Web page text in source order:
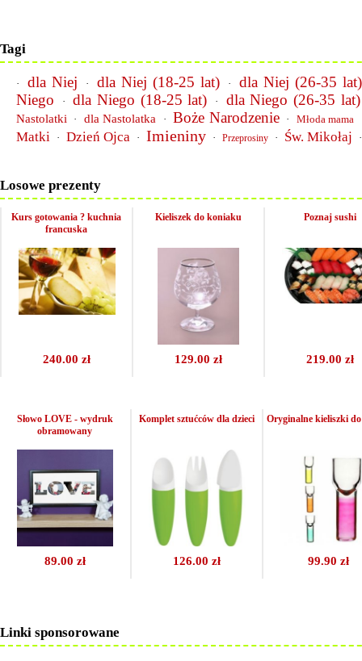
Tagi
· dla Niej · dla Niej (18-25 lat) ·
dla Niej (26-35 lat)
Niego
· dla Niego (18-25 lat) · dla Niego (26-35 lat)
Nastolatki · dla Nastolatka · Boże Narodzenie · Młoda mama
Matki · Dzień Ojca · Imieniny · Przeprosiny · Św. Mikołaj
Losowe prezenty
240.00 zł
Kurs gotowania ? kuchnia
francuska
129.00 zł
Kieliszek do koniaku
219.00 zł
Poznaj sushi
89.00 zł
Słowo LOVE - wydruk
obramowany
126.00 zł
Komplet sztućców dla dzieci
99.90 zł
Oryginalne kieliszki
Linki sponsorowane